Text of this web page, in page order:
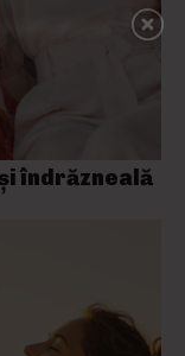
îndrăzneală